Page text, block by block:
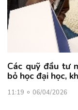
Các quỹ đầu tư
bỏ học đại học,
11:19 06/04/2026